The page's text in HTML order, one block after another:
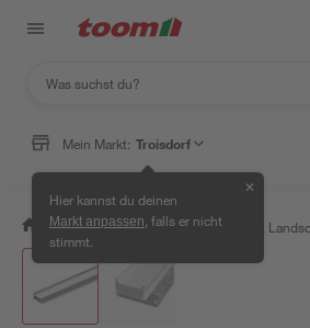
Mein Markt: Troisdorf
Hier kannst du deinen
Markt anpassen , falls er nicht
stimmt.
✕
/ Garten & Freizeit / Gartenbau &